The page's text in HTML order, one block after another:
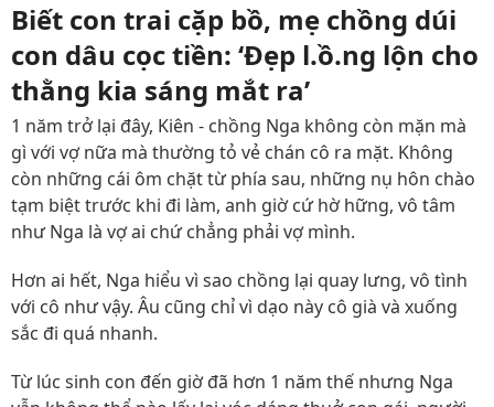
Biết con trai cặp bồ, mẹ chồng dúi
con dâu cọc tiền: ‘Đẹp l.ồ.ng lộn cho
thằng kia sáng mắt ra’
1 năm trở lại đây, Kiên - chồng Nga không còn mặn mà
gì với vợ nữa mà thường tỏ vẻ chán cô ra mặt. Không
còn những cái ôm chặt từ phía sau, những nụ hôn chào
tạm biệt trước khi đi làm, anh giờ cứ hờ hững, vô tâm
như Nga là vợ ai chứ chẳng phải vợ mình.
Hơn ai hết, Nga hiểu vì sao chồng lại quay lưng, vô tình
với cô như vậy. Âu cũng chỉ vì dạo này cô già và xuống
sắc đi quá nhanh.
Từ lúc sinh con đến giờ đã hơn 1 năm thế nhưng Nga